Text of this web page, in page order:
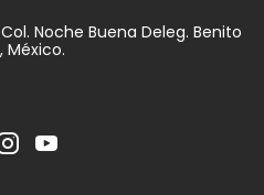
Noche Buena Deleg. Benito
México.